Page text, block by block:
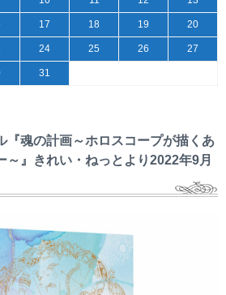
17 18 19 20
24 25 26 27
31
『魂の計画～ホロスコープが描くあ
～』きれい・ねっとより2022年9月